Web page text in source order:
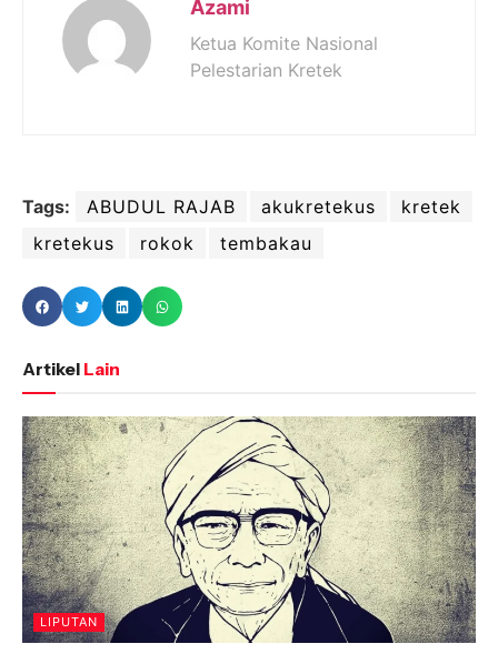
Azami
Ketua Komite Nasional
Pelestarian Kretek
Tags: ABUDUL RAJAB akukretekus
kretek
kretekus
rokok tembakau
Artikel Lain
LIPUTAN